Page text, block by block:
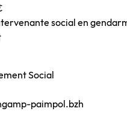
social en
Social
paimpol.bzh